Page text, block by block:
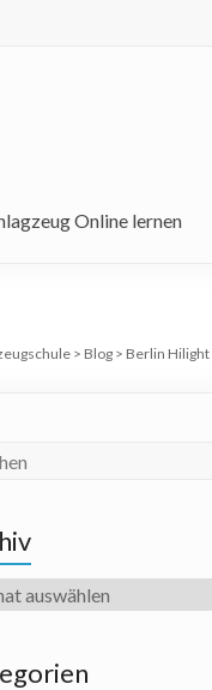
Online lernen
> Blog > Berlin Hilight